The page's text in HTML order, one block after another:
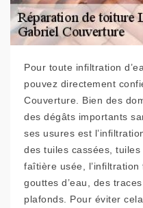
Pour toute infiltration
pouvez directement
Couverture. Bien des
des dégâts importants
ses usures est
des tuiles cassées,
faîtière usée,
gouttes d’eau, des
plafonds. Pour éviter